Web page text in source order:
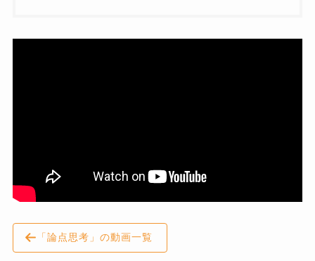
「論点思考」の動画一覧